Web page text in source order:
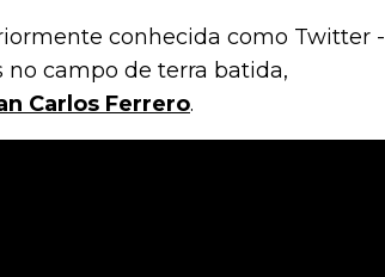
conhecida como Twitter -
no campo de terra batida,
Carlos Ferrero.